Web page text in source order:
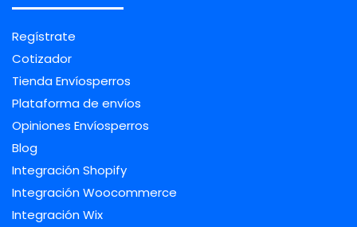
Regístrate
Cotizador
Tienda Envíosperros
Plataforma de envíos
Opiniones Envíosperros
Blog
Integración Shopify
Integración Woocommerce
Integración Wix